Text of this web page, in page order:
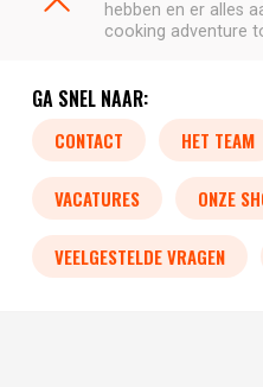
hebben en er alles
cooking adventure
GA SNEL NAAR:
CONTACT HET TEAM
VACATURES ONZE
VEELGESTELDE VRAGEN